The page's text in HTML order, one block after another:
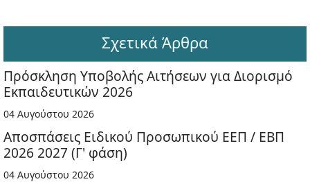
Σχετικά Άρθρα
Πρόσκληση Υποβολής Αιτήσεων για Διορισμό
Εκπαιδευτικών 2026
04 Αυγούστου 2026
Αποσπάσεις Ειδικού Προσωπικού ΕΕΠ / ΕΒΠ
2026 2027 (Γ' φάση)
04 Αυγούστου 2026